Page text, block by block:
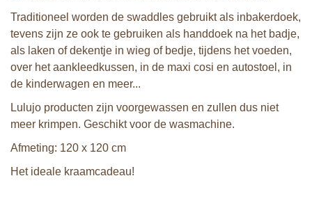
Traditioneel worden de swaddles gebruikt als inbakerdoek,
tevens zijn ze ook te gebruiken als handdoek na het badje,
als laken of dekentje in wieg of bedje, tijdens het voeden,
over het aankleedkussen, in de maxi cosi en autostoel, in
de kinderwagen en meer...
Lulujo producten zijn voorgewassen en zullen dus niet
meer krimpen. Geschikt voor de wasmachine.
Afmeting: 120 x 120 cm
Het ideale kraamcadeau!